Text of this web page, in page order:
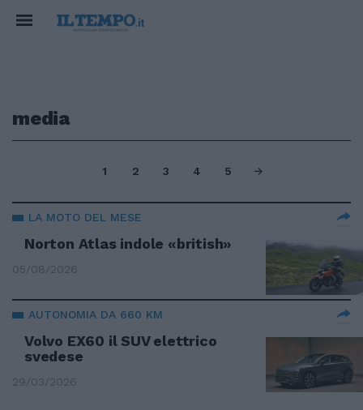
media
1 2 3 4 5
LA MOTO DEL MESE
Norton Atlas indole «british»
05/08/2026
AUTONOMIA DA 660 KM
Volvo EX60 il SUV elettrico
svedese
29/03/2026